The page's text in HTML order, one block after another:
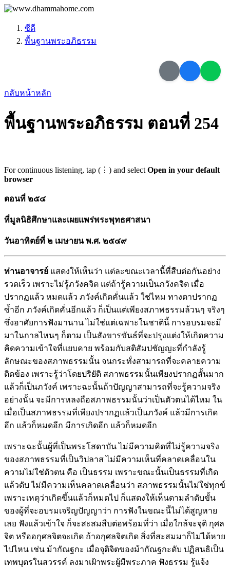
ซีดี
พื้นฐานพระอภิธรรม
กลับหน้าหลัก
พื้นฐานพระอภิธรรม ตอนที่ 254
For continuous listening, tap (⋮) and select Open in your default
browser
ตอนที่ ๒๕๔
ที่มูลนิธิศึกษาและเผยแพร่พระพุทธศาสนา
วันอาทิตย์ที่ ๒ เมษายน พ.ศ. ๒๕๔๙
ท่านอาจารย์ แสดงให้เห็นว่า แต่ละขณะเวลานี้ที่สืบต่อกันอย่าง
รวดเร็ว เพราะไม่รู้ภวังคจิต แต่ถ้ารู้ความเป็นภวังคจิต เมื่อ
ปรากฏแล้ว หมดแล้ว ภวังค์เกิดคั่นแล้ว ใช่ไหม ทางตาปรากฏ
ซ้ำอีก ภวังค์เกิดคั่นอีกแล้ว ก็เป็นแต่เพียงสภาพธรรมล้วนๆ จริงๆ
ซึ่งอาศัยการฟังมานาน ไม่ใช่แต่เฉพาะในชาตินี้ การอบรมจะมี
มาในกาลไหนๆ ก็ตาม เป็นสังขารขันธ์ที่จะปรุงแต่งให้เกิดความ
คิดความเข้าใจที่แยบคาย พร้อมกับสติสัมปชัญญะที่กำลังรู้
ลักษณะของสภาพธรรมนั้น จนกระทั่งสามารถที่จะคลายความ
ติดข้อง เพราะรู้ว่าโดยปริยัติ สภาพธรรมนั้นเพียงปรากฏสั้นมาก
แล้วก็เป็นภวังค์ เพราะฉะนั้นถ้าปัญญาสามารถที่จะรู้ความจริง
อย่างนั้น จะมีการหลงถือสภาพธรรมนั้นว่าเป็นตัวตนได้ไหม ใน
เมื่อเป็นสภาพธรรมที่เพียงปรากฏแล้วเป็นภวังค์ แล้วมีการเกิด
อีก แล้วก็หมดอีก มีการเกิดอีก แล้วก็หมดอีก
เพราะฉะนั้นผู้ที่เป็นพระโสดาบัน ไม่มีความคิดที่ไม่รู้ความจริง
ของสภาพธรรมที่เป็นวิปลาส ไม่มีความเห็นที่คลาดเคลื่อนใน
ความไม่ใช่ตัวตน คือ เป็นธรรม เพราะขณะนั้นเป็นธรรมที่เกิด
แล้วดับ ไม่มีความเห็นคลาดเคลื่อนว่า สภาพธรรมนั้นไม่ใช่ทุกข์
เพราะเหตุว่าเกิดขึ้นแล้วก็หมดไป ก็แสดงให้เห็นตามลำดับขั้น
ของผู้ที่จะอบรมเจริญปัญญาว่า การฟังในขณะนี้ไม่ได้สูญหาย
เลย ฟังแล้วเข้าใจ ก็จะสะสมสืบต่อพร้อมที่ว่า เมื่อใกล้จะจุติ กุศล
จิต หรืออกุศลจิตจะเกิด ถ้าอกุศลจิตเกิด สิ่งที่สะสมมาก็ไม่ได้หาย
ไปไหน เช่น ม้ากัณฐกะ เมื่อจุติจิตของม้ากัณฐกะดับ ปฏิสนธิเป็น
เทพบุตรในสวรรค์ ลงมาเฝ้าพระผู้มีพระภาค ฟังธรรม รู้แจ้ง